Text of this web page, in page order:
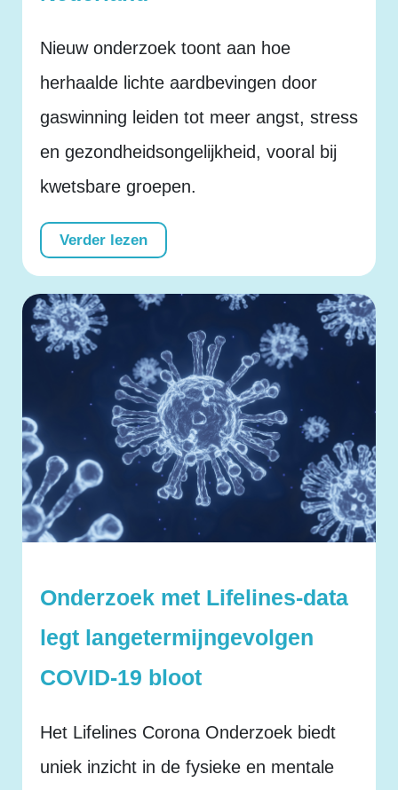
Nieuw onderzoek toont aan hoe
herhaalde lichte aardbevingen door
gaswinning leiden tot meer angst, stress
en gezondheidsongelijkheid, vooral bij
kwetsbare groepen.
Verder lezen
Onderzoek met Lifelines-data
legt langetermijngevolgen
COVID-19 bloot
Het Lifelines Corona Onderzoek biedt
uniek inzicht in de fysieke en mentale